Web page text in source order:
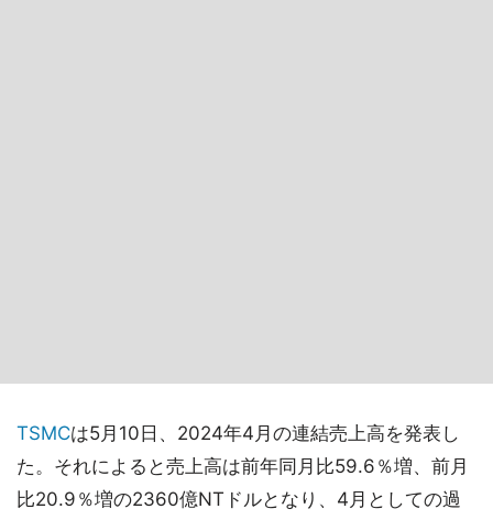
TSMCは5月10日、2024年4月の連結売上高を発表し
た。それによると売上高は前年同月比59.6％増、前月
比20.9％増の2360億NTドルとなり、4月としての過